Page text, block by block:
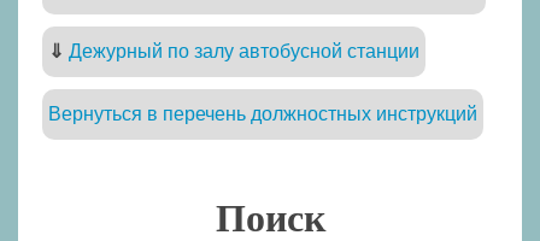
⇓ Дежурный по залу автобусной станции
Вернуться в перечень должностных инструкций
Поиск